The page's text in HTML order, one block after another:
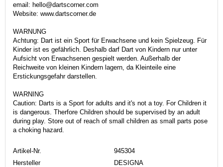
email: hello@dartscorner.com
Website: www.dartscorner.de
WARNUNG
Achtung: Dart ist ein Sport für Erwachsene und kein Spielzeug. Für
Kinder ist es gefährlich. Deshalb darf Dart von Kindern nur unter
Aufsicht von Erwachsenen gespielt werden. Außerhalb der
Reichweite von kleinen Kindern lagern, da Kleinteile eine
Erstickungsgefahr darstellen.
WARNING
Caution: Darts is a Sport for adults and it's not a toy. For Children it
is dangerous. Therfore Children should be supervised by an adult
during play. Store out of reach of small children as small parts pose
a choking hazard.
Artikel-Nr.
945304
Hersteller
DESIGNA